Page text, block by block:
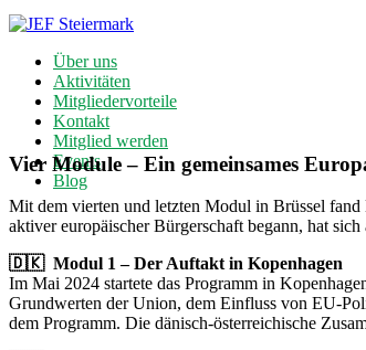
Über uns
Aktivitäten
Mitgliedervorteile
Kontakt
Mitglied werden
Events
Blog
Vier Module – Ein gemeinsames
Mit dem vierten und letzten Modul in Brüssel
aktiver europäischer Bürgerschaft begann, hat
🇩🇰 Modul 1 – Der Auftakt in Kopenhagen
Im Mai 2024 startete das Programm in
Grundwerten der Union, dem Einfluss von EU-
dem Programm. Die dänisch-österreichische